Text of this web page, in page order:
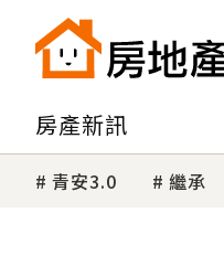
房產新訊
青安3.0 繼承